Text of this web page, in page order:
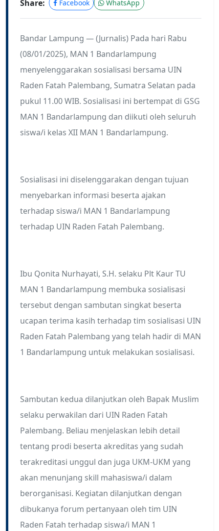
Share: Facebook WhatsApp
Bandar Lampung — (Jurnalis) Pada hari Rabu
(08/01/2025), MAN 1 Bandarlampung
menyelenggarakan sosialisasi bersama UIN
Raden Fatah Palembang, Sumatra Selatan pada
pukul 11.00 WIB. Sosialisasi ini bertempat di GSG
MAN 1 Bandarlampung dan diikuti oleh seluruh
siswa/i kelas XII MAN 1 Bandarlampung.
Sosialisasi ini diselenggarakan dengan tujuan
menyebarkan informasi beserta ajakan
terhadap siswa/i MAN 1 Bandarlampung
terhadap UIN Raden Fatah Palembang.
Ibu Qonita Nurhayati, S.H. selaku Plt Kaur TU
MAN 1 Bandarlampung membuka sosialisasi
tersebut dengan sambutan singkat beserta
ucapan terima kasih terhadap tim sosialisasi UIN
Raden Fatah Palembang yang telah hadir di MAN
1 Bandarlampung untuk melakukan sosialisasi.
Sambutan kedua dilanjutkan oleh Bapak Muslim
selaku perwakilan dari UIN Raden Fatah
Palembang. Beliau menjelaskan lebih detail
tentang prodi beserta akreditas yang sudah
terakreditasi unggul dan juga UKM-UKM yang
akan menunjang skill mahasiswa/i dalam
berorganisasi. Kegiatan dilanjutkan dengan
dibukanya forum pertanyaan oleh tim UIN
Raden Fatah terhadap siswa/i MAN 1